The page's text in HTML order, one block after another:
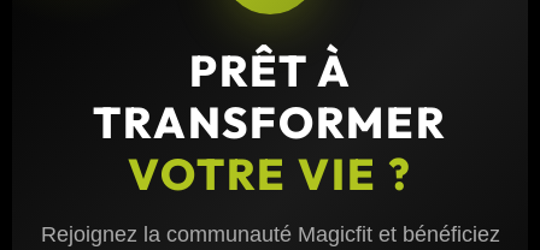
PRÊT À
TRANSFORMER
VOTRE VIE ?
Rejoignez la communauté Magicfit et bénéficiez